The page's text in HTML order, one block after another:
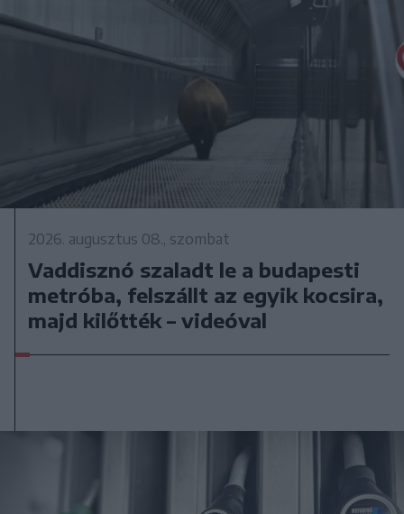
2026. augusztus 08., szombat
Vaddisznó szaladt le a budapesti
metróba, felszállt az egyik kocsira,
majd kilőtték – videóval